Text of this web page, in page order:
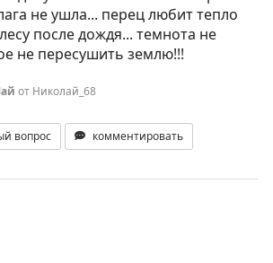
не ушла... перец любит тепло
после дождя... темнота не
не пересушить землю!!!
от Николай_68
вопрос комментировать